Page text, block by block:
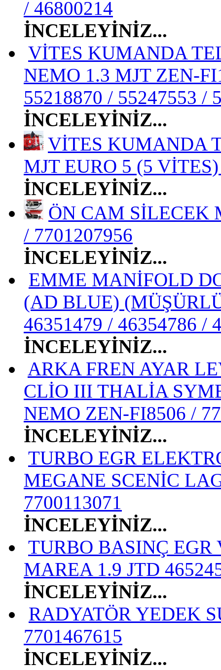
/ 46800214
İNCELEYİNİZ...
VİTES KUMANDA
NEMO 1.3 MJT ZEN-
55218870 / 55247553 /
İNCELEYİNİZ...
VİTES KUMANDA
MJT EURO 5 (5
İNCELEYİNİZ...
ÖN CAM SİLECEK
/ 7701207956
İNCELEYİNİZ...
EMME MANİFOLD
(AD BLUE)
46351479 / 46354786 /
İNCELEYİNİZ...
ARKA FREN AYAR
CLİO III THALİA
NEMO ZEN-FI8506 /
İNCELEYİNİZ...
TURBO EGR
MEGANE SCENİC
7700113071
İNCELEYİNİZ...
TURBO BASINÇ EGR
MAREA 1.9 JTD
İNCELEYİNİZ...
RADYATÖR YEDEK
7701467615
İNCELEYİNİZ...